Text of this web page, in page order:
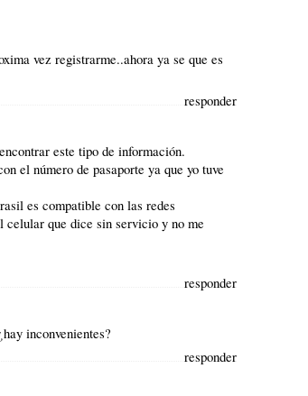
vez registrarme..ahora ya se que es
responder
este tipo de información.
el número de pasaporte ya que yo tuve
es compatible con las redes
celular que dice sin servicio y no me
responder
inconvenientes?
responder